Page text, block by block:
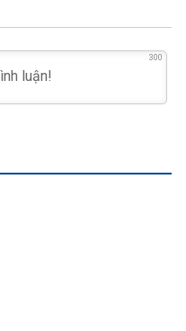
300